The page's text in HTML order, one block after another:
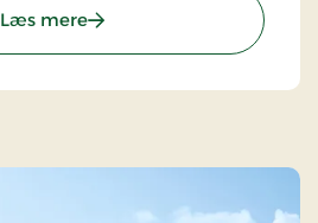
Læs mere: Hotel Thisted, Signature